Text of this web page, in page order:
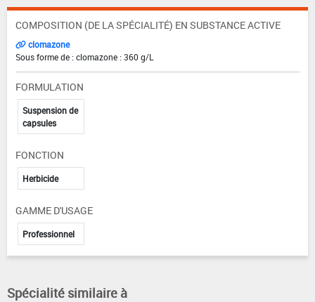
COMPOSITION (DE LA SPÉCIALITÉ) EN SUBSTANCE ACTIVE
clomazone
Sous forme de : clomazone : 360 g/L
FORMULATION
Suspension de
capsules
FONCTION
Herbicide
GAMME D'USAGE
Professionnel
Spécialité similaire à